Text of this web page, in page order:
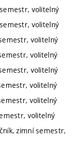
volitelný
volitelný
volitelný
volitelný
volitelný
volitelný
volitelný
volitelný
zimní semestr,